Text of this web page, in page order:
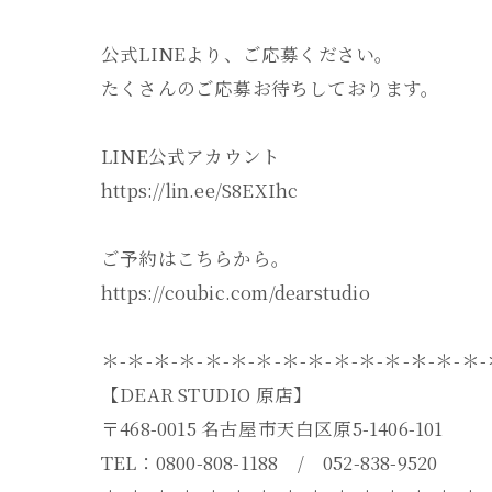
公式LINEより、ご応募ください。
たくさんのご応募お待ちしております。
LINE公式アカウント
https://lin.ee/S8EXIhc
ご予約はこちらから。
https://coubic.com/dearstudio
＊-＊-＊-＊-＊-＊-＊-＊-＊-＊-＊-＊-＊-＊-＊-
【DEAR STUDIO 原店】
〒468-0015 名古屋市天白区原5-1406-101
TEL：0800-808-1188 / 052-838-9520